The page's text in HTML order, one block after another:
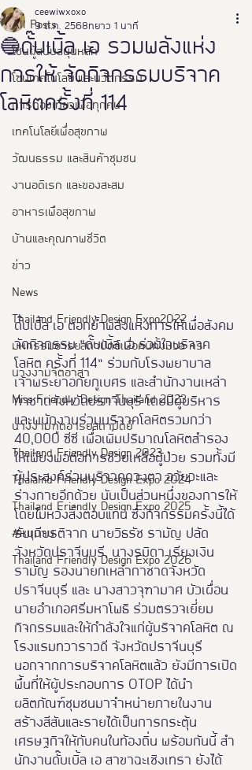
All Posts
โซนผู้สนับสนุนหลัก
โซนเทคโนโลยี และนวัตกรรม
การท่องเที่ยวเพื่อทุกคน
เทคโนโลยีเพื่อสุขภาพ
วัฒนธรรม และสินค้าชุมชน
งานอดิเรก และของสะสม
อาหารเพือสุขภาพ
บ้านและคุณภาพชีวิต
ข่าว
News
Thailand Friendly Design Expo2022
มหกรรมอารยสถาปัตย์เพื่อคนทั้งมวล คร
นางงามจิตอาสา
Miss Friendly Design Thailand 2023
นางงามฑูตอารยสถาปัตย์
Thailand Friendly Design 2023
Thaialnd Friendly Design Expo 2024
Thailand Friendly Design Expo 2025
#หนุมาน
Thailand Friendly Design Expo 2026
🔵ดั๊บเบิ้ล เอ รวมพลังแห่ง
การให้ จัดกิจกรรมบริจาค
โลหิตครั้งที่ 114
ceewiwxoxo
9 ต.ค. 2568
ยาว 1 นาที
ดั๊บเบิ้ล เอ ตอกย้ำพลังแห่งการให้เพื่อสังคม
จัดกิจกรรม “ดั๊บเบิ้ล เอ ร่วมใจบริจาค
โลหิต ครั้งที่ 114” ร่วมกับโรงพยาบาล
เจ้าพระยาอภัยภูเบศร และสำนักงานเหล่า
กาชาดจังหวัดปราจีนบุรี โดยมีผู้บริหาร
และพนักงานร่วมบริจาคโลหิตรวมกว่า
40,000 ซีซี เพื่อเพิ่มปริมาณโลหิตสำรอง
ให้เพียงพอต่อการช่วยเหลือผู้ป่วย รวมทั้งมี
ผู้ประสงค์ร่วมบริจาคดวงตา อวัยวะและ
ร่างกายอีกด้วย นับเป็นส่วนหนึ่งของการให้
โดยไม่หวังสิ่งตอบแทน ซึ่งกิจกรรมครั้งนี้ได้
รับเกียรติจาก นายวิธรัช รามัญ ปลัด
จังหวัดปราจีนบุรี, นางรมิดา เรียงเงิน
รามัญ รองนายกเหล่ากาชาดจังหวัด
ปราจีนบุรี และ นางสาวจุฑามาศ บัวเผื่อน
นายอำเภอศรีมหาโพธิ ร่วมตรวจเยี่ยม
กิจกรรมและให้กำลังใจแก่ผู้บริจาคโลหิต ณ
โรงแรมทวาราวดี จังหวัดปราจีนบุรี
นอกจากการบริจาคโลหิตแล้ว ยังมีการเปิด
พื้นที่ให้ผู้ประกอบการ OTOP ได้นำ
ผลิตภัณฑ์ชุมชนมาจำหน่ายภายในงาน
สร้างสีสันและรายได้เป็นการกระตุ้น
เศรษฐกิจให้กับคนในท้องถิ่น พร้อมกันนี้ สำ
นักงานดั๊บเบิ้ล เอ สาขาฉะเชิงเทรา ยังได้